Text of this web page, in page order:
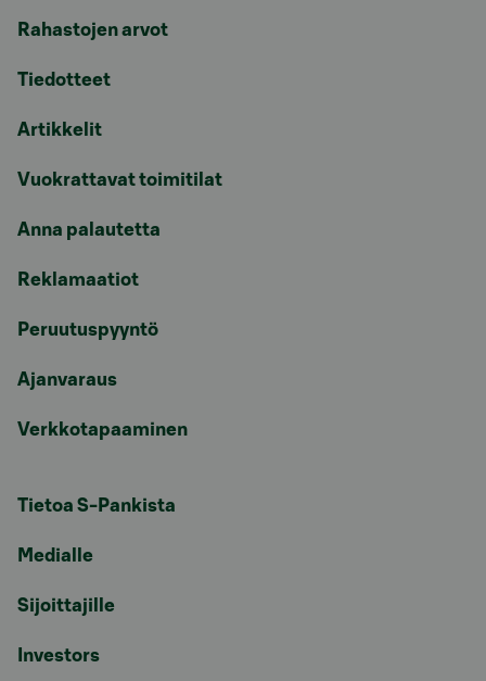
Rahastojen arvot
Tiedotteet
Artikkelit
Vuokrattavat toimitilat
Anna palautetta
Reklamaatiot
Peruutuspyyntö
Ajanvaraus
Verkkotapaaminen
Tietoa S-Pankista
Medialle
Sijoittajille
Investors